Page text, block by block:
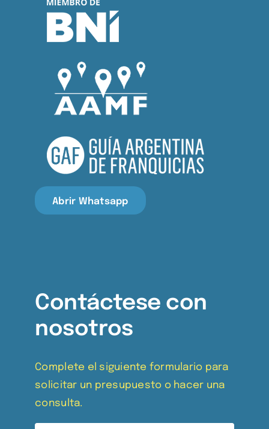
Abrir Whatsapp
Contáctese con
nosotros
Complete el siguiente formulario para
solicitar un presupuesto o hacer una
consulta.